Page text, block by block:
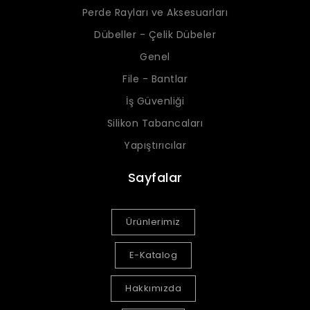
Perde Rayları ve Aksesuarları
Dübeller - Çelik Dübeler
Genel
File - Bantlar
İş Güvenliği
Silikon Tabancaları
Yapıştırıcılar
Sayfalar
Ürünlerimiz
E-Katalog
Hakkımızda